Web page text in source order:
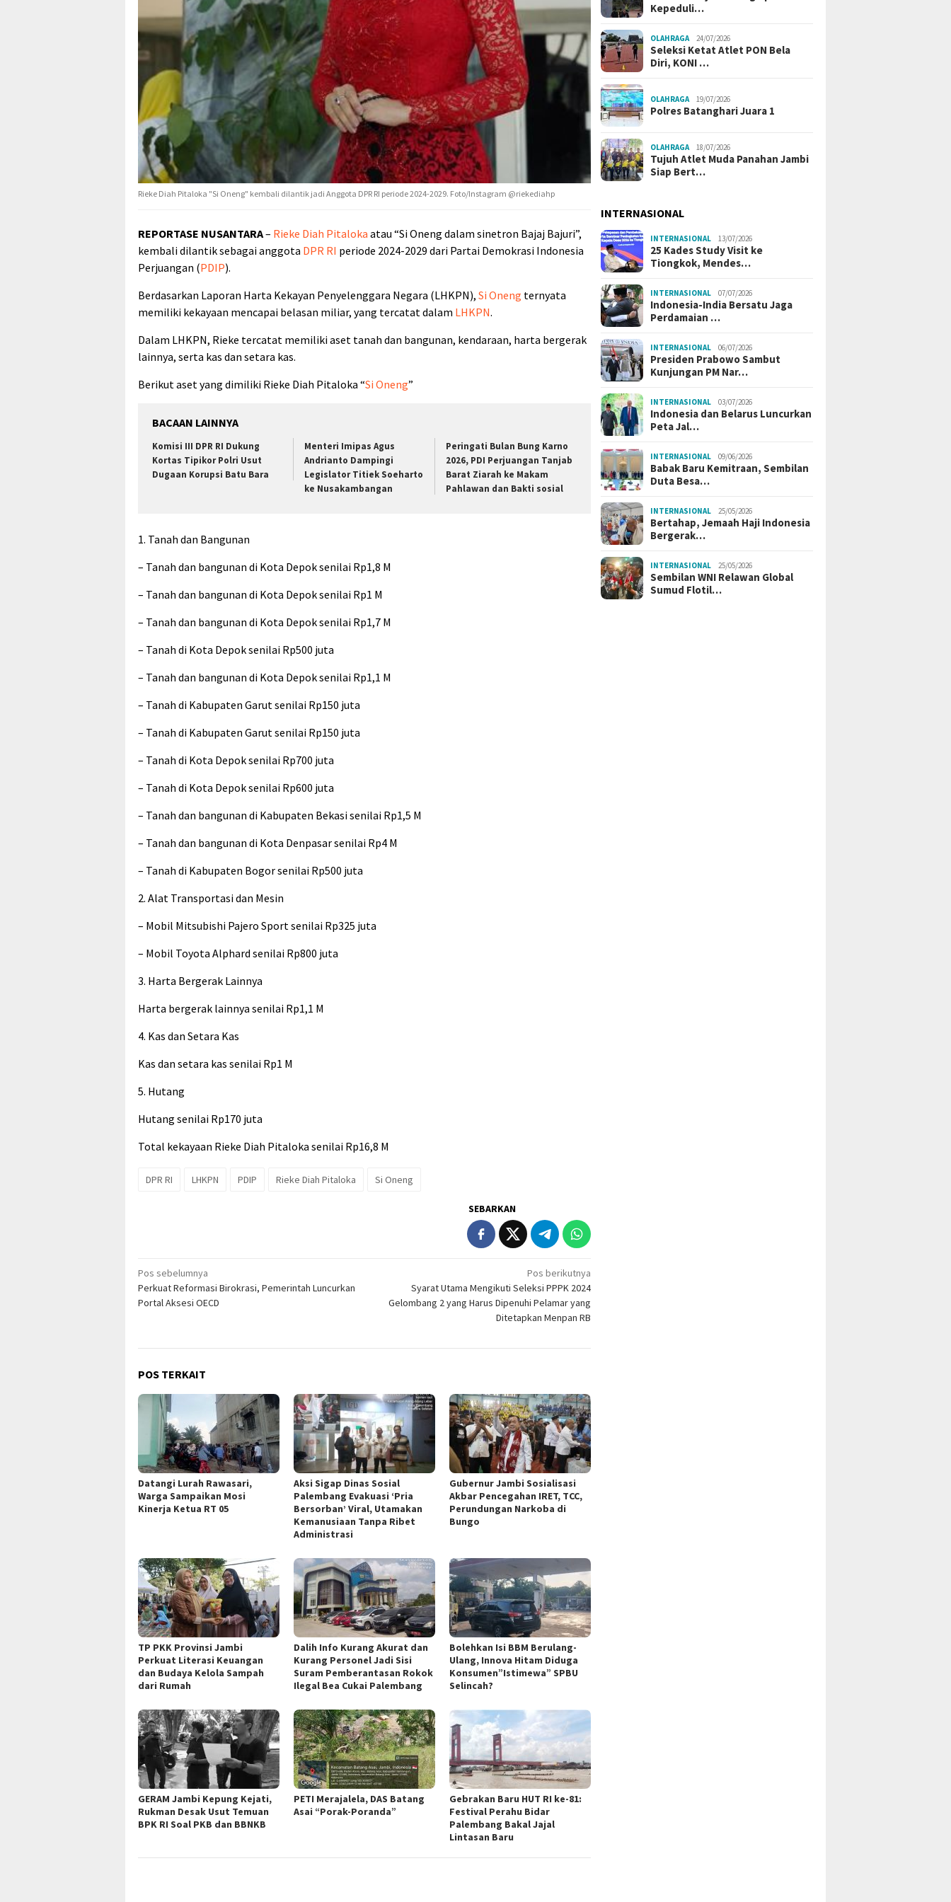
Rieke Diah Pitaloka "Si Oneng" kembali dilantik jadi Anggota DPR RI periode 2024-2029. Foto/Instagram @riekediahp
REPORTASE NUSANTARA– Rieke Diah Pitaloka atau “Si Oneng dalam sinetron Bajaj Bajuri”,
kembali dilantik sebagai anggota DPR RI periode 2024-2029 dari Partai Demokrasi Indonesia
Perjuangan (PDIP).
Berdasarkan Laporan Harta Kekayan Penyelenggara Negara (LHKPN), Si Oneng ternyata
memiliki kekayaan mencapai belasan miliar, yang tercatat dalam LHKPN.
Dalam LHKPN, Rieke tercatat memiliki aset tanah dan bangunan, kendaraan, harta bergerak
lainnya, serta kas dan setara kas.
Berikut aset yang dimiliki Rieke Diah Pitaloka “Si Oneng”
BACAAN LAINNYA
Komisi III DPR RI Dukung
Kortas Tipikor Polri Usut
Dugaan Korupsi Batu Bara
Menteri Imipas Agus
Andrianto Dampingi
Legislator Titiek Soeharto
ke Nusakambangan
Peringati Bulan Bung Karno
2026, PDI Perjuangan Tanjab
Barat Ziarah ke Makam
Pahlawan dan Bakti sosial
1. Tanah dan Bangunan
– Tanah dan bangunan di Kota Depok senilai Rp1,8 M
– Tanah dan bangunan di Kota Depok senilai Rp1 M
– Tanah dan bangunan di Kota Depok senilai Rp1,7 M
– Tanah di Kota Depok senilai Rp500 juta
– Tanah dan bangunan di Kota Depok senilai Rp1,1 M
– Tanah di Kabupaten Garut senilai Rp150 juta
– Tanah di Kabupaten Garut senilai Rp150 juta
– Tanah di Kota Depok senilai Rp700 juta
– Tanah di Kota Depok senilai Rp600 juta
– Tanah dan bangunan di Kabupaten Bekasi senilai Rp1,5 M
– Tanah dan bangunan di Kota Denpasar senilai Rp4 M
– Tanah di Kabupaten Bogor senilai Rp500 juta
2. Alat Transportasi dan Mesin
– Mobil Mitsubishi Pajero Sport senilai Rp325 juta
– Mobil Toyota Alphard senilai Rp800 juta
3. Harta Bergerak Lainnya
Harta bergerak lainnya senilai Rp1,1 M
4. Kas dan Setara Kas
Kas dan setara kas senilai Rp1 M
5. Hutang
Hutang senilai Rp170 juta
Total kekayaan Rieke Diah Pitaloka senilai Rp16,8 M
DPR RI LHKPN PDIP Rieke Diah Pitaloka Si Oneng
SEBARKAN
Navigasi
pos
Pos sebelumnya
Perkuat Reformasi Birokrasi, Pemerintah Luncurkan
Portal Aksesi OECD
Pos berikutnya
Syarat Utama Mengikuti Seleksi PPPK 2024
Gelombang 2 yang Harus Dipenuhi Pelamar yang
Ditetapkan Menpan RB
POS TERKAIT
Datangi Lurah Rawasari,
Warga Sampaikan Mosi
Kinerja Ketua RT 05
Aksi Sigap Dinas Sosial
Palembang Evakuasi ‘Pria
Bersorban’ Viral, Utamakan
Kemanusiaan Tanpa Ribet
Administrasi
Gubernur Jambi Sosialisasi
Akbar Pencegahan IRET, TCC,
Perundungan Narkoba di
Bungo
TP PKK Provinsi Jambi
Perkuat Literasi Keuangan
dan Budaya Kelola Sampah
dari Rumah
Dalih Info Kurang Akurat dan
Kurang Personel Jadi Sisi
Suram Pemberantasan Rokok
Ilegal Bea Cukai Palembang
Bolehkan Isi BBM Berulang-
Ulang, Innova Hitam Diduga
Konsumen”Istimewa” SPBU
Selincah?
GERAM Jambi Kepung Kejati,
Rukman Desak Usut Temuan
BPK RI Soal PKB dan BBNKB
PETI Merajalela, DAS Batang
Asai “Porak-Poranda”
Gebrakan Baru HUT RI ke-81:
Festival Perahu Bidar
Palembang Bakal Jajal
Lintasan Baru
Kepeduli…
OLAHRAGA 24/07/2026
Seleksi Ketat Atlet PON Bela
Diri, KONI …
OLAHRAGA 19/07/2026
Polres Batanghari Juara 1
OLAHRAGA 18/07/2026
Tujuh Atlet Muda Panahan Jambi
Siap Bert…
INTERNASIONAL
INTERNASIONAL 13/07/2026
25 Kades Study Visit ke
Tiongkok, Mendes…
INTERNASIONAL 07/07/2026
Indonesia-India Bersatu Jaga
Perdamaian …
INTERNASIONAL 06/07/2026
Presiden Prabowo Sambut
Kunjungan PM Nar…
INTERNASIONAL 03/07/2026
Indonesia dan Belarus Luncurkan
Peta Jal…
INTERNASIONAL 09/06/2026
Babak Baru Kemitraan, Sembilan
Duta Besa…
INTERNASIONAL 25/05/2026
Bertahap, Jemaah Haji Indonesia
Bergerak…
INTERNASIONAL 25/05/2026
Sembilan WNI Relawan Global
Sumud Flotil…